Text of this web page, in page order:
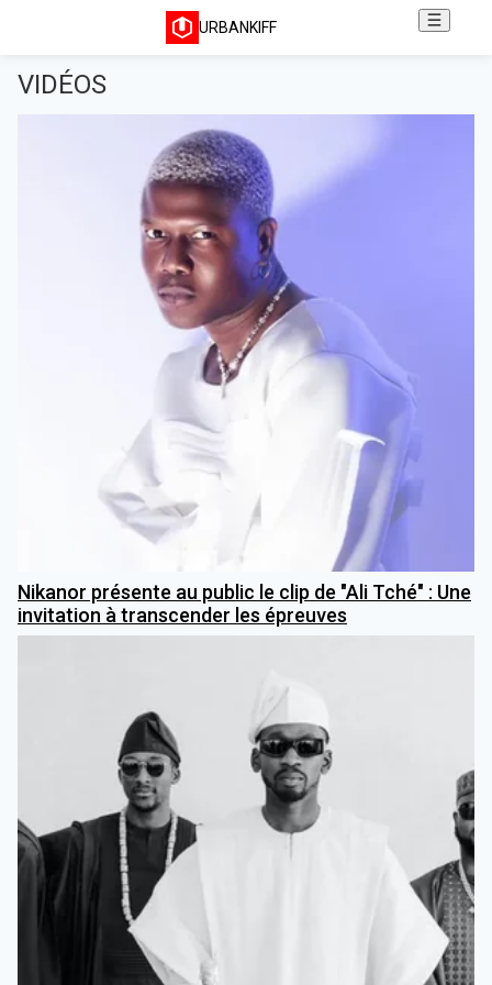
URBANKIFF
VIDÉOS
Nikanor présente au public le clip de "Ali Tché" : Une
invitation à transcender les épreuves